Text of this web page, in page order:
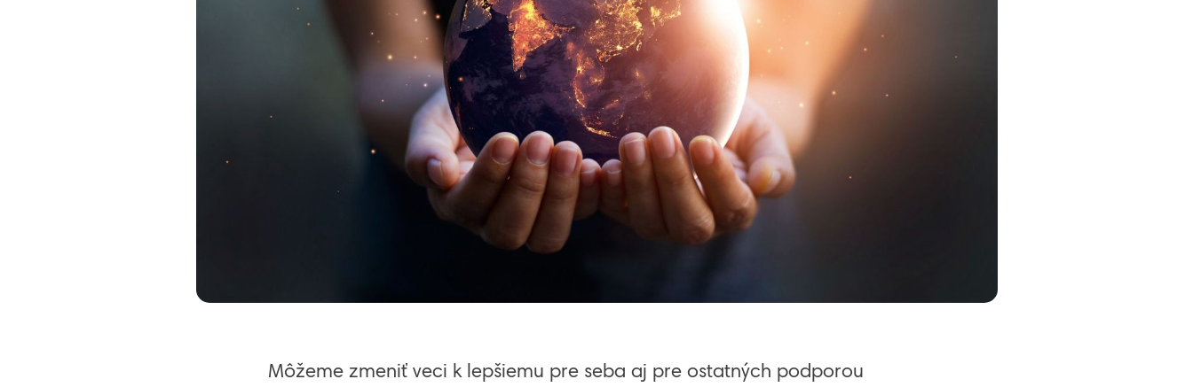
Môžeme zmeniť veci k lepšiemu pre seba aj pre ostatných podporou